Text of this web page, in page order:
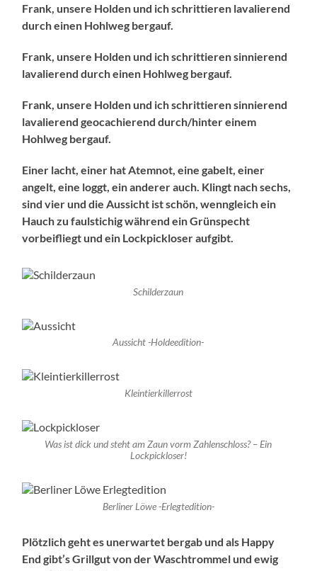
Frank, unsere Holden und ich schrittieren lavalierend
durch einen Hohlweg bergauf.
Frank, unsere Holden und ich schrittieren sinnierend
lavalierend durch einen Hohlweg bergauf.
Frank, unsere Holden und ich schrittieren sinnierend
lavalierend geocachierend durch/hinter einem
Hohlweg bergauf.
Einer lacht, einer hat Atemnot, eine gabelt, einer
angelt, eine loggt, ein anderer auch. Klingt nach sechs,
sind vier und die Aussicht ist schön, wenngleich ein
Hauch zu faulstichig während ein Grünspecht
vorbeifliegt und ein Lockpickloser aufgibt.
Schilderzaun
Aussicht -Holdeedition-
Kleintierkillerrost
Was ist dick und steht am Zaun vorm Zahlenschloss? – Ein
Lockpickloser!
Berliner Löwe -Erlegtedition-
Plötzlich geht es unerwartet bergab und als Happy
End gibt’s Grillgut von der Waschtrommel und ewig